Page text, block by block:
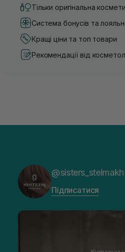
Тільки оригінальна
Система бонусів та
Кращі ціни та топ товари
Рекомендації від
Підписатися